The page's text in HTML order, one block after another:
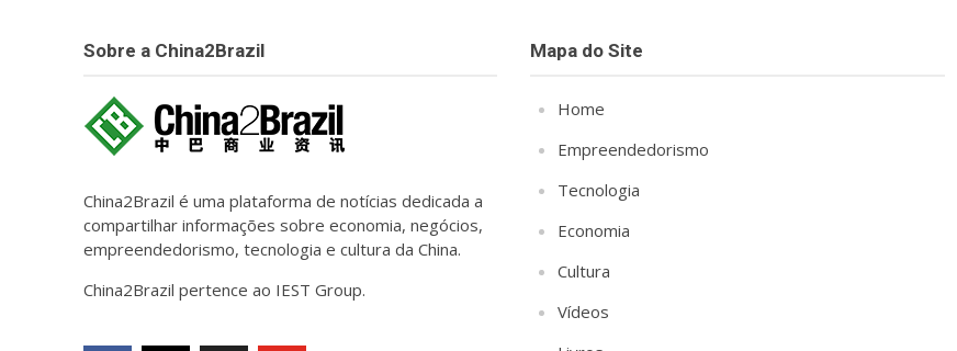
Sobre a China2Brazil
China2Brazil é uma plataforma de notícias dedicada a
compartilhar informações sobre economia, negócios,
empreendedorismo, tecnologia e cultura da China.
China2Brazil pertence ao IEST Group.
Mapa do Site
Home
Empreendedorismo
Tecnologia
Economia
Cultura
Vídeos